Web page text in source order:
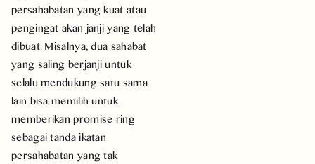
persahabatan yang kuat atau
pengingat akan janji yang telah
dibuat. Misalnya, dua sahabat
yang saling berjanji untuk
selalu mendukung satu sama
lain bisa memilih untuk
memberikan promise ring
sebagai tanda ikatan
persahabatan yang tak